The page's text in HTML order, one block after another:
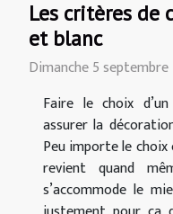
Les critères de
et blanc
Dimanche 5 septembre
Faire le choix
assurer la
Peu importe le
revient quand
s’accommode le